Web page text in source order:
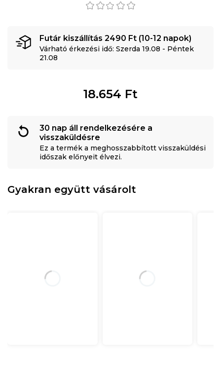
Futár kiszállítás 2490 Ft (10-12 napok)
Várható érkezési idő: Szerda 19.08 - Péntek
21.08
18.654 Ft
30 nap áll rendelkezésére a
visszaküldésre
Ez a termék a meghosszabbított visszaküldési
időszak előnyeit élvezi.
Gyakran együtt vásárolt